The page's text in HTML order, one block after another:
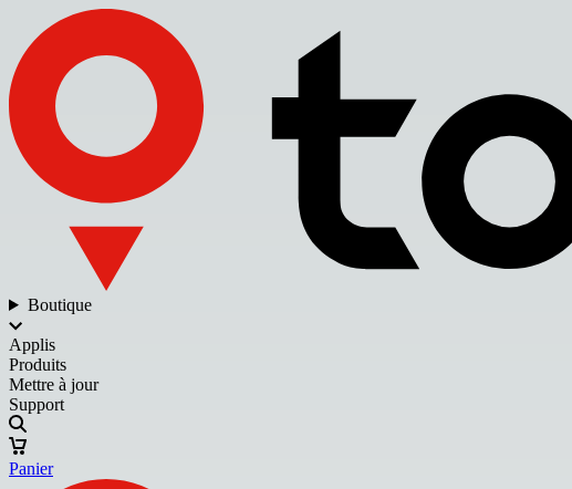
Boutique
Applis
Produits
Mettre à jour
Support
Panier